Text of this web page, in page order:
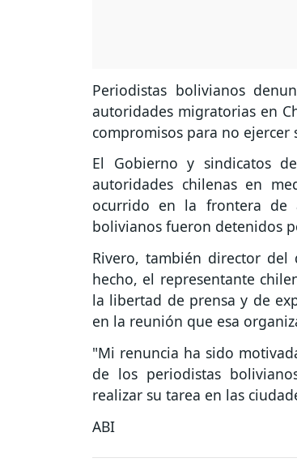
Periodistas bolivianos
autoridades migratorias en
compromisos para no ejercer
El Gobierno y sindicatos
autoridades chilenas en
ocurrido en la frontera de
bolivianos fueron detenidos
Rivero, también director del
hecho, el representante
la libertad de prensa y de
en la reunión que esa
"Mi renuncia ha sido
de los periodistas
realizar su tarea en las
ABI